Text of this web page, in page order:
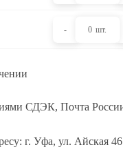
- 0 шт.
СДЭК, Почта
г. Уфа, ул. Айская 46